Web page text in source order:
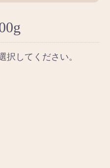
択してください。